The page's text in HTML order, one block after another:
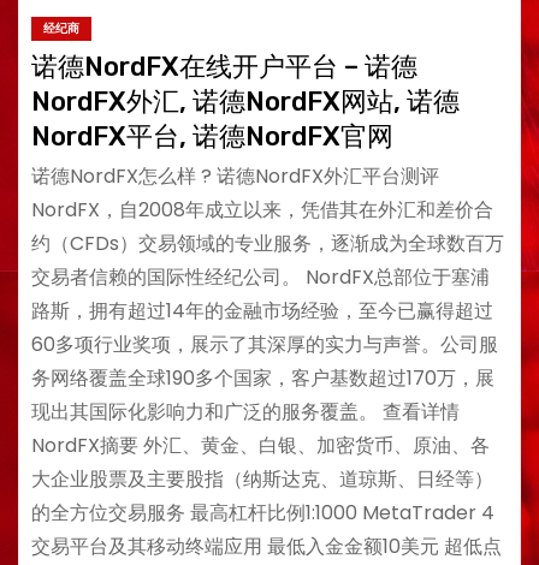
经纪商
诺德NordFX在线开户平台 – 诺德
NordFX外汇, 诺德NordFX网站, 诺德
NordFX平台, 诺德NordFX官网
诺德NordFX怎么样 ? 诺德NordFX外汇平台测评
NordFX，自2008年成立以来，凭借其在外汇和差价合
约（CFDs）交易领域的专业服务，逐渐成为全球数百万
交易者信赖的国际性经纪公司。 NordFX总部位于塞浦
路斯，拥有超过14年的金融市场经验，至今已赢得超过
60多项行业奖项，展示了其深厚的实力与声誉。公司服
务网络覆盖全球190多个国家，客户基数超过170万，展
现出其国际化影响力和广泛的服务覆盖。 查看详情
NordFX摘要 外汇、黄金、白银、加密货币、原油、各
大企业股票及主要股指（纳斯达克、道琼斯、日经等）
的全方位交易服务 最高杠杆比例1:1000 MetaTrader 4
交易平台及其移动终端应用 最低入金金额10美元 超低点